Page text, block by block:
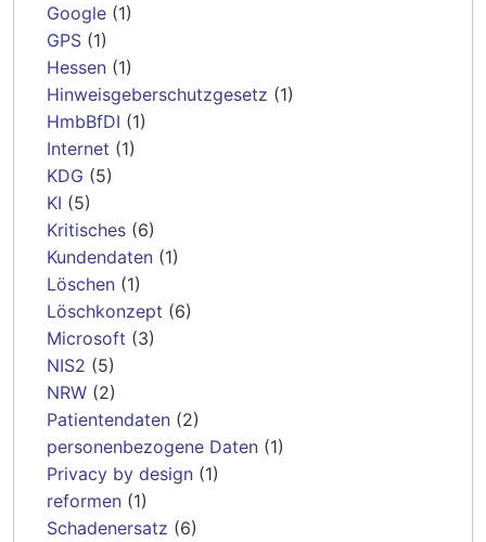
Google (1)
GPS (1)
Hessen (1)
Hinweisgeberschutzgesetz (1)
HmbBfDI (1)
Internet (1)
KDG (5)
KI (5)
Kritisches (6)
Kundendaten (1)
Löschen (1)
Löschkonzept (6)
Microsoft (3)
NIS2 (5)
NRW (2)
Patientendaten (2)
personenbezogene Daten (1)
Privacy by design (1)
reformen (1)
Schadenersatz (6)